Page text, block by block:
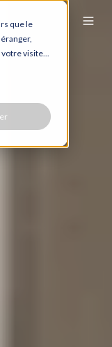
que le
visite...